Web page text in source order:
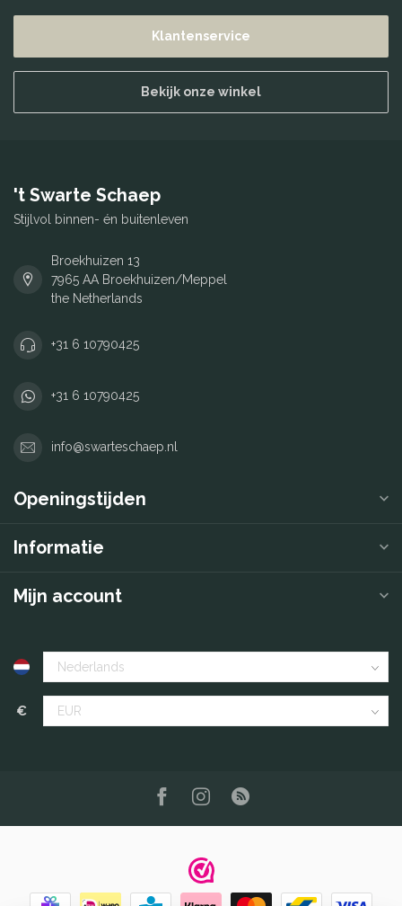
Klantenservice
Bekijk onze winkel
't Swarte Schaep
Stijlvol binnen- én buitenleven
Broekhuizen 13
7965 AA Broekhuizen/Meppel
the Netherlands
+31 6 10790425
+31 6 10790425
info@swarteschaep.nl
Openingstijden
Informatie
Mijn account
€